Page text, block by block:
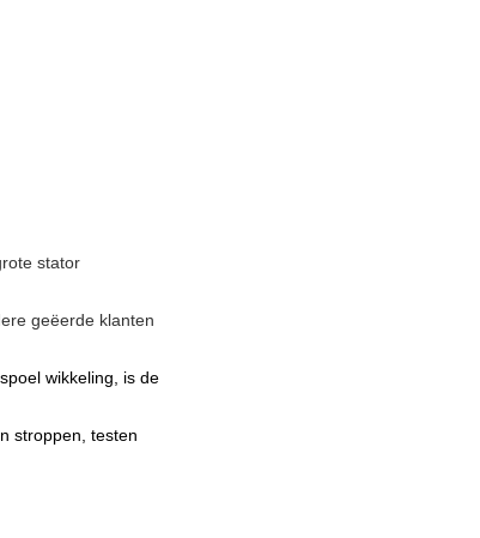
stator
geëerde klanten
wikkeling, is de
stroppen, testen